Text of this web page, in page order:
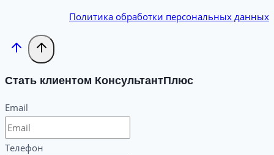
Политика обработки персональных данных
Стать клиентом КонсультантПлюс
Email
Телефон